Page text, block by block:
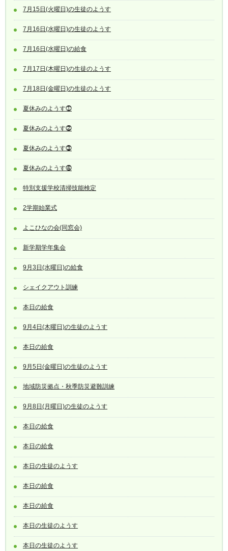
7月15日(火曜日)の生徒のようす
7月16日(水曜日)の生徒のようす
7月16日(水曜日)の給食
7月17日(木曜日)の生徒のようす
7月18日(金曜日)の生徒のようす
夏休みのようす⓵
夏休みのようす⓶
夏休みのようす⓷
夏休みのようす⓸
特別支援学校清掃技能検定
2学期始業式
よこひなの会(同窓会)
新学期学年集会
9月3日(水曜日)の給食
シェイクアウト訓練
本日の給食
9月4日(木曜日)の生徒のようす
本日の給食
9月5日(金曜日)の生徒のようす
地域防災拠点・秋季防災避難訓練
9月8日(月曜日)の生徒のようす
本日の給食
本日の給食
本日の生徒のようす
本日の給食
本日の給食
本日の生徒のようす
本日の生徒のようす